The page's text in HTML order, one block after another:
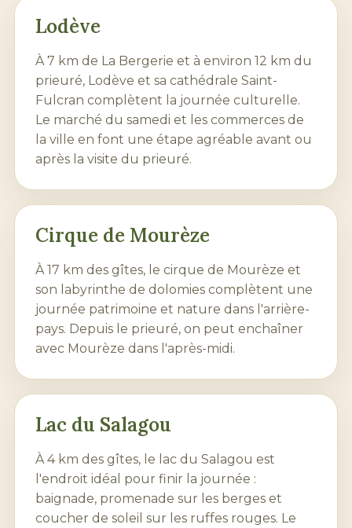
Lodève
À 7 km de La Bergerie et à environ 12 km du
prieuré, Lodève et sa cathédrale Saint-
Fulcran complètent la journée culturelle.
Le marché du samedi et les commerces de
la ville en font une étape agréable avant ou
après la visite du prieuré.
Cirque de Mourèze
À 17 km des gîtes, le cirque de Mourèze et
son labyrinthe de dolomies complètent une
journée patrimoine et nature dans l'arrière-
pays. Depuis le prieuré, on peut enchaîner
avec Mourèze dans l'après-midi.
Lac du Salagou
À 4 km des gîtes, le lac du Salagou est
l'endroit idéal pour finir la journée :
baignade, promenade sur les berges et
coucher de soleil sur les ruffes rouges. Le